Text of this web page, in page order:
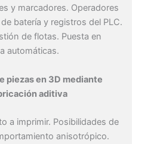
y marcadores. Operadores
batería y registros del PLC.
de flotas. Puesta en
automáticas.
piezas en 3D mediante
aditiva
a imprimir. Posibilidades de
anisotrópico.